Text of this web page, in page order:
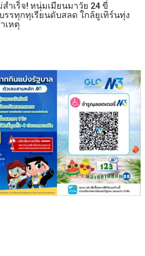
ำเร็จ! หนุ่มเมียนมาวัย 24 ขี่
รรทุกทุเรียนดับสลด ใกล้ยูเทิร์นทุ่ง
เหตุ